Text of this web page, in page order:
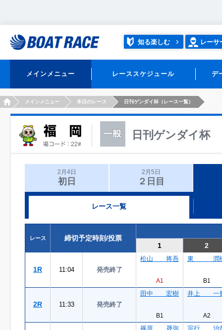
知る楽しむ レーサ
メインメニュー レーススケジュール デ
HOMEメインメニュー 本日のレース 日刊ゲンダイ杯（レース一覧）
日刊ゲンダイ杯
2月4日
初日
2月5日
２日目
レース一覧
レース
締切予定時刻/投票
1
2
1R 11:04 発売終了
松山 将吾
A1
東 潤
B1
2R 11:33 発売終了
田中 宏樹
B1
井上 一
A2
篠原 晟弥 宗行 治